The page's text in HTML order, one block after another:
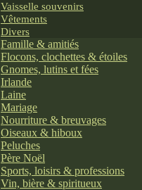
Vaisselle souvenirs
Vêtements
Divers
Famille & amitiés
Flocons, clochettes & étoiles
Gnomes, lutins et fées
Irlande
Laine
Mariage
Nourriture & breuvages
Oiseaux & hiboux
Peluches
Père Noël
Sports, loisirs & professions
Vin, bière & spiritueux